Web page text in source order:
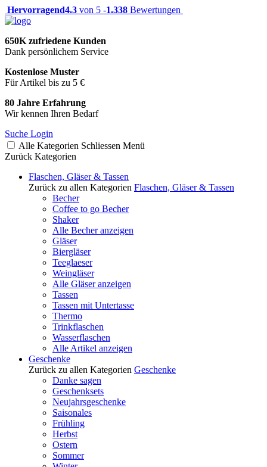
Hervorragend4.3 von 5 -1.338 Bewertungen
650K zufriedene Kunden
Dank persönlichem Service
Kostenlose Muster
Für Artikel bis zu 5 €
80 Jahre Erfahrung
Wir kennen Ihren Bedarf
Suche Login
Alle Kategorien Schliessen Menü
Zurück Kategorien
Flaschen, Gläser & Tassen
Zurück zu allen Kategorien Flaschen, Gläser & Tassen
Becher
Coffee to go Becher
Shaker
Alle Becher anzeigen
Gläser
Biergläser
Teeglaeser
Weingläser
Alle Gläser anzeigen
Tassen
Tassen mit Untertasse
Thermo
Trinkflaschen
Wasserflaschen
Alle Artikel anzeigen
Geschenke
Zurück zu allen Kategorien Geschenke
Danke sagen
Geschenksets
Neujahrsgeschenke
Saisonales
Frühling
Herbst
Ostern
Sommer